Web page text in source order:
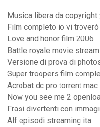
Musica libera da copyright
Film completo io vi troverò
Love and honor film 2006
Battle royale movie
Versione di prova di
Super troopers film
Acrobat dc pro torrent mac
Now you see me 2
Frasi divertenti con
Alf episodi streaming ita